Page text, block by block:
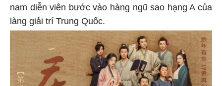
nam diễn viên bước vào hàng ngũ sao hạng A của
làng giải trí Trung Quốc.